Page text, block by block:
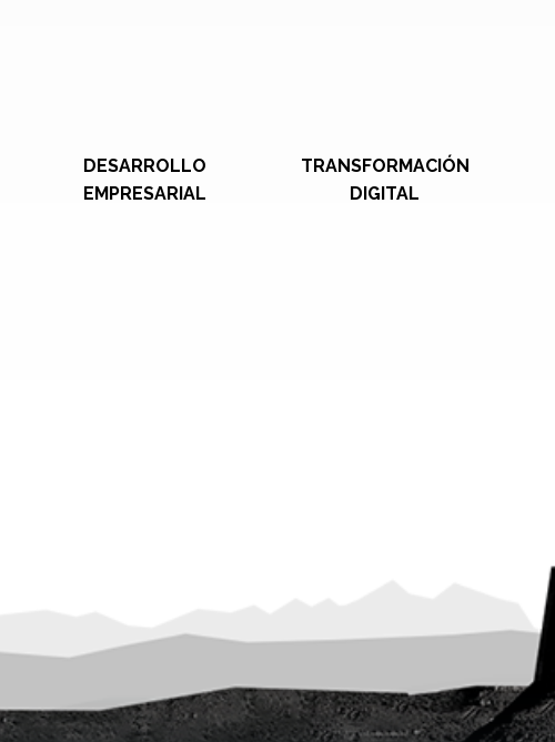
DESARROLLO
EMPRESARIAL
TRANSFORMACIÓN
DIGITAL